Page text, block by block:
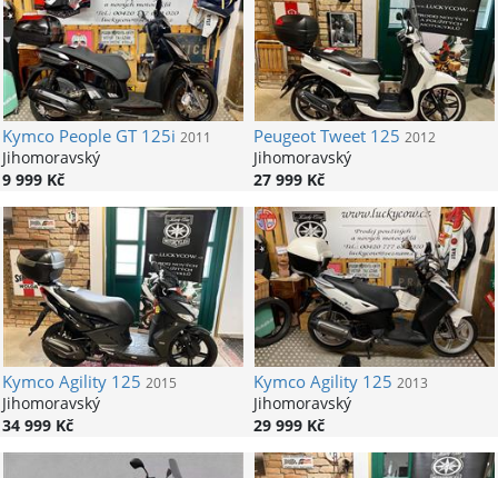
KymcoPeople GT 125i 2011
Jihomoravský
9 999 Kč
PeugeotTweet 125 2012
Jihomoravský
27 999 Kč
KymcoAgility 125 2015
Jihomoravský
34 999 Kč
KymcoAgility 125 2013
Jihomoravský
29 999 Kč